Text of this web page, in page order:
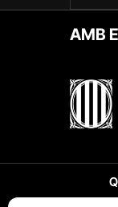
AMB